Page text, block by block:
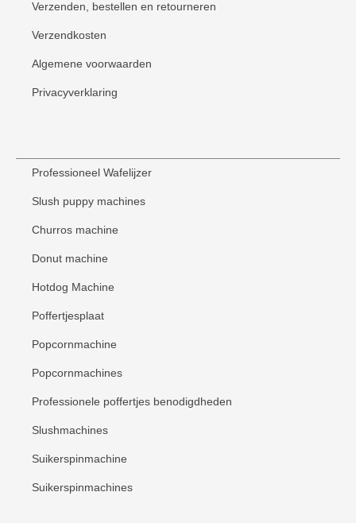
Verzenden, bestellen en retourneren
Verzendkosten
Algemene voorwaarden
Privacyverklaring
Professioneel Wafelijzer
Slush puppy machines
Churros machine
Donut machine
Hotdog Machine
Poffertjesplaat
Popcornmachine
Popcornmachines
Professionele poffertjes benodigdheden
Slushmachines
Suikerspinmachine
Suikerspinmachines